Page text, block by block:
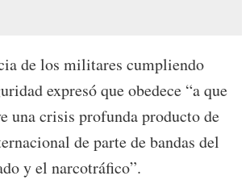
de los militares cumpliendo
expresó que obedece “a que
una crisis profunda producto de
de parte de bandas del
y el narcotráfico”.